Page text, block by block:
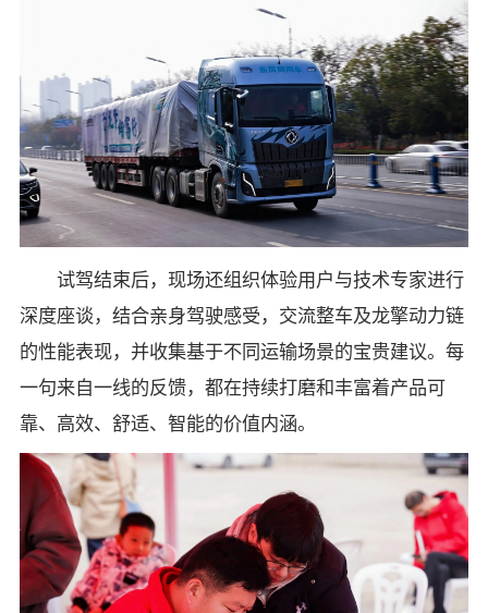
试驾结束后，现场还组织体验用户与技术专家进行
深度座谈，结合亲身驾驶感受，交流整车及龙擎动力链
的性能表现，并收集基于不同运输场景的宝贵建议。每
一句来自一线的反馈，都在持续打磨和丰富着产品可
靠、高效、舒适、智能的价值内涵。